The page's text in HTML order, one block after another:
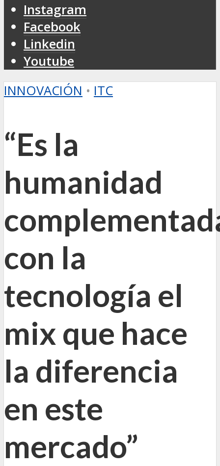
Instagram
Facebook
Linkedin
Youtube
INNOVACIÓN • ITC
“Es la
humanidad
con la
tecnología el
mix que hace
la diferencia
en este
mercado”